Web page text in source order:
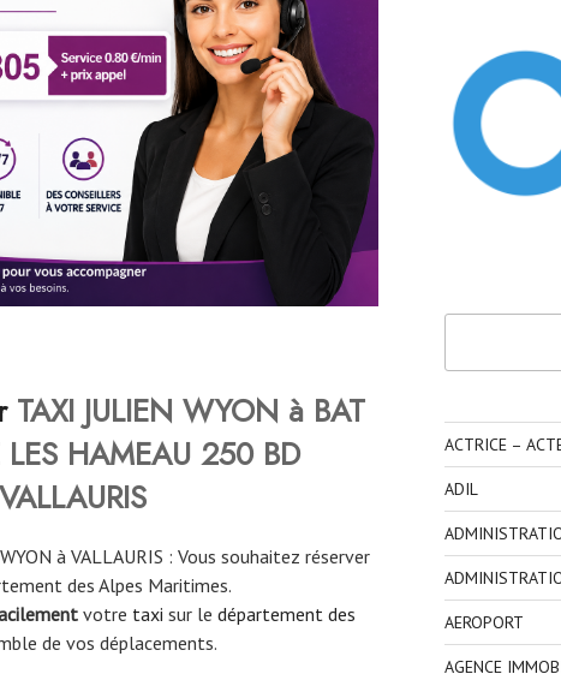
TAXI JULIEN WYON à BAT
HAMEAU 250 BD
à VALLAURIS : Vous souhaitez réserver
des Alpes Maritimes.
votre taxi sur le département des
de vos déplacements.
ACTRICE –
ADIL
AEROPORT
AGENCE